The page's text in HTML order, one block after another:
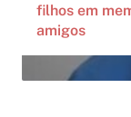
filhos em
amigos